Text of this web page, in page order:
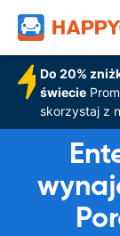
Do 20%
świecie
skorzystaj z